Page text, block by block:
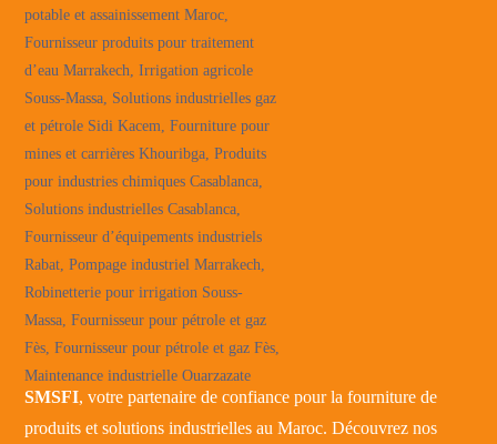
SMSFI, votre partenaire de confiance pour la fourniture de
produits et solutions industrielles au Maroc. Découvrez nos